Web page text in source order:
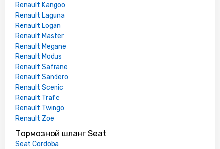
Renault Kangoo
Renault Laguna
Renault Logan
Renault Master
Renault Megane
Renault Modus
Renault Safrane
Renault Sandero
Renault Scenic
Renault Trafic
Renault Twingo
Renault Zoe
Тормозной шланг Seat
Seat Cordoba